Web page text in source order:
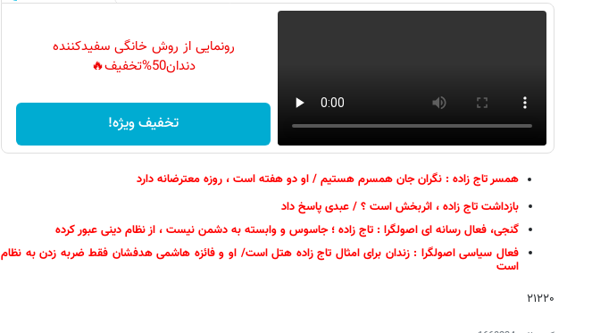
رونمایی از روش خانگی سفیدکننده
دندان50%تخفیف🔥
تخفیف ویژه!
همسر تاج زاده : نگران جان همسرم هستیم / او دو هفته است ، روزه معترضانه دارد
بازداشت تاج زاده ، اثربخش است ؟ / عبدی پاسخ داد
گنجی، فعال رسانه ای اصولگرا : تاج زاده ؛ جاسوس و وابسته به دشمن نیست ، از نظام دینی عبور کرده
فعال سیاسی اصولگرا : زندان برای امثال تاج زاده هتل است/ او و فائزه هاشمی هدفشان فقط ضربه زدن به نظام
است
۲۱۲۲۰